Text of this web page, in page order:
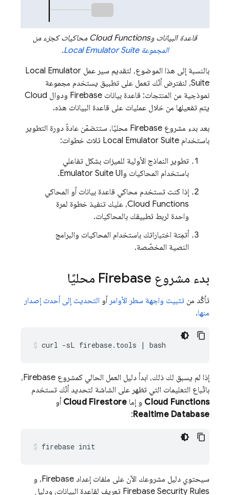
قاعدة البيانات وCloud Functions محاكيات كجزء من
المجموعةLocal Emulator Suite
.
بالنسبة إلى هذا الموضوع، لتقديم سير عمل Local Emulator
Suite، لنفترض أنّك تعمل على تطبيق يستخدم مجموعة
نموذجية من المنتجات: قاعدة بيانات Firebase ودوال Cloud
يتم تفعيلها من خلال عمليات على قاعدة البيانات هذه.
بعد بدء مشروع Firebase محليًا، ستتضمّن عادةً دورة التطوير
باستخدام Local Emulator Suite ثلاث خطوات:
تطوير النماذج الأولية للميزات بشكل تفاعلي
باستخدام المحاكيات وEmulator Suite UI
.
إذا كنت تستخدم محاكي قاعدة بيانات أو المحاكي
Cloud Functions، عليك تنفيذ خطوة لمرة
واحدة لربط تطبيقك بالمحاكيات.
أتمِتة اختباراتك باستخدام المحاكيات والبرامج
النصية المخصّصة.
بدء مشروع Firebase محليًا
تأكَّد من تثبيت واجهة سطر الأوامر أو التحديث إلى أحدث إصدار
منها.
curl -sL firebase.tools | bash
إذا لم يسبق لك ذلك، ابدأ دليل العمل الحالي كمشروع Firebase،
باتّباع التعليمات التي تظهر على الشاشة لتحديد أنّك تستخدم
Cloud Functions و إما Cloud Firestore أو
Realtime Database
:
firebase init
سيحتوي دليل مشروعك الآن على ملفات إعداد Firebase، و
Firebase Security Rules تعريف لقاعدة البيانات، ودليل